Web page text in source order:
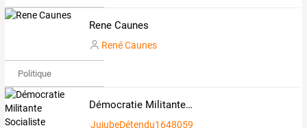
Rene Caunes
René Caunes
Politique
Démocratie Militante Socialiste
JujubeDétendu1648059